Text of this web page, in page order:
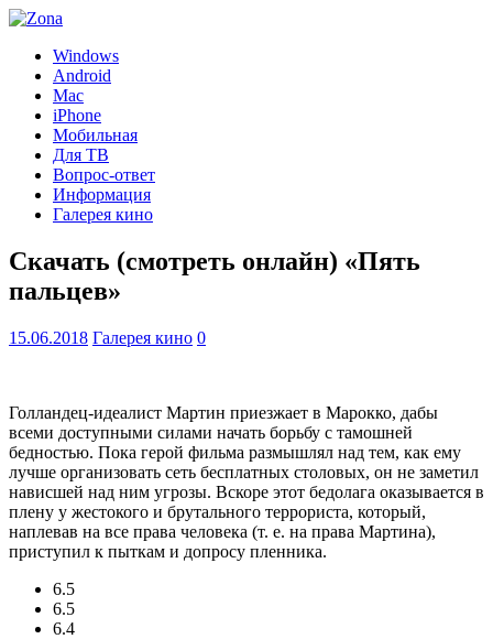
Windows
Android
Mac
iPhone
Мобильная
Для ТВ
Вопрос-ответ
Информация
Галерея кино
Скачать (смотреть онлайн) «Пять
пальцев»
15.06.2018 Галерея кино 0
Голландец-идеалист Мартин приезжает в Марокко, дабы
всеми доступными силами начать борьбу с тамошней
бедностью. Пока герой фильма размышлял над тем, как ему
лучше организовать сеть бесплатных столовых, он не заметил
нависшей над ним угрозы. Вскоре этот бедолага оказывается в
плену у жестокого и брутального террориста, который,
наплевав на все права человека (т. е. на права Мартина),
приступил к пыткам и допросу пленника.
6.5
6.5
6.4